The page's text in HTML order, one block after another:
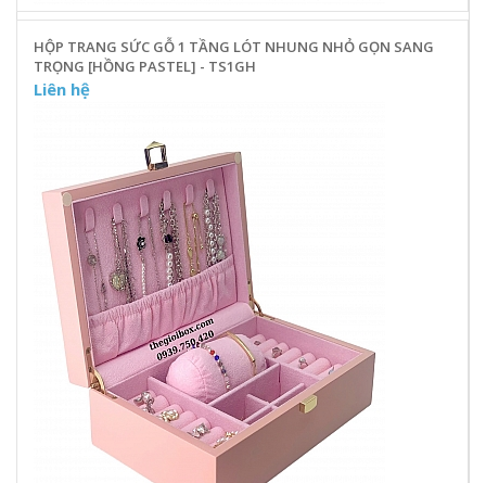
HỘP TRANG SỨC GỖ 1 TẦNG LÓT NHUNG NHỎ GỌN SANG
TRỌNG [HỒNG PASTEL] - TS1GH
Liên hệ